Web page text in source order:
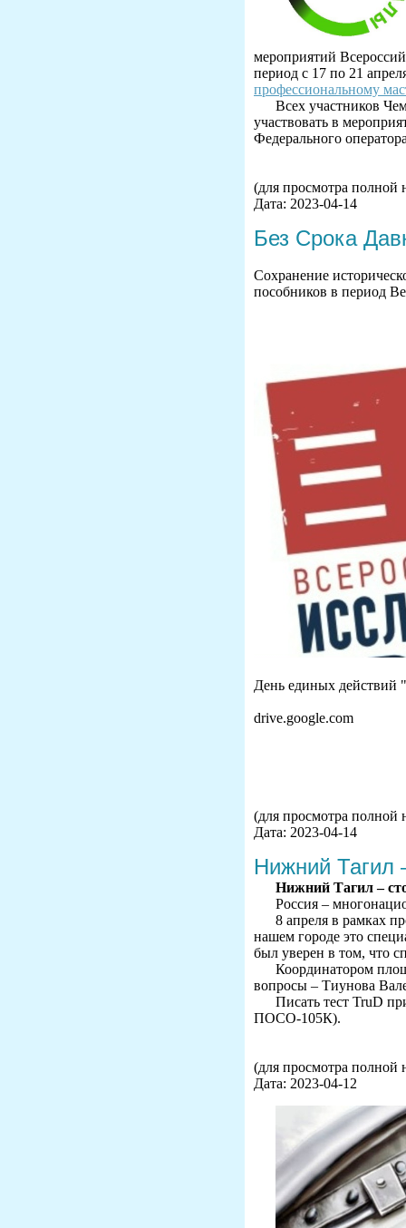
мероприятий
период с 17 по 21
профессиональному
Всех участников
участвовать в
Федерального
(для просмотра полной
Дата: 2023-04-14
Без Срока
Сохранение
пособников в период
День единых действий
drive.google.com
(для просмотра полной
Дата: 2023-04-14
Нижний Тагил
Нижний Тагил –
Россия –
8 апреля в рамках
нашем городе это
был уверен в том, что
Координатором
вопросы – Тиунова
Писать тест TruD
ПОСО-105К).
(для просмотра полной
Дата: 2023-04-12